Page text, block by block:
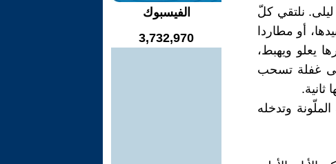
نلتقي كلّ
أو مطاردا
يعلو ويهبط،
غفلة تسحب
وتدخله
الفيسبوك
3,732,970